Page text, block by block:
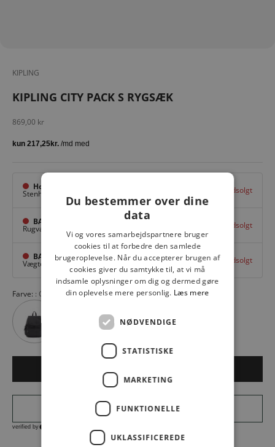
KIPLING
KIPLING CITY PACK S RYGSÆK
Salgspris
869,00 kr
Hovedlager
Stenhuggervej 10, Udsolgt
BAGGI Tarup Center
Rugvang 36, Udsolgt
BAGGI Nyborg
Vægtergade 1,Nyborg Udsolgt
Farve: GREY GRIS
Du bestemmer over dine
data
Vi og vores samarbejdspartnere bruger
cookies til at forbedre den samlede
brugeroplevelse. Når du accepterer brugen af
cookies giver du samtykke til, at vi må
indsamle oplysninger om dig og dermed gøre
din oplevelse mere personlig. Læs mere
NØDVENDIGE
STATISTISKE
MARKETING
FUNKTIONELLE
UKLASSIFICEREDE